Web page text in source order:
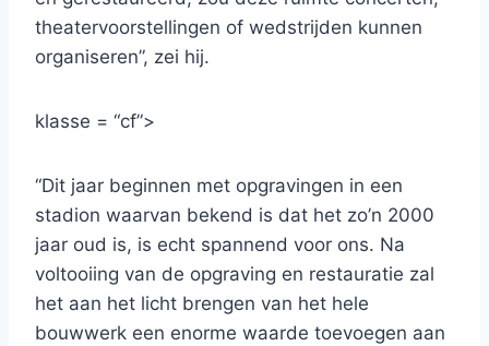
theatervoorstellingen of wedstrijden kunnen
organiseren”, zei hij.
klasse = “cf”>
“Dit jaar beginnen met opgravingen in een
stadion waarvan bekend is dat het zo’n 2000
jaar oud is, is echt spannend voor ons. Na
voltooiing van de opgraving en restauratie zal
het aan het licht brengen van het hele
bouwwerk een enorme waarde toevoegen aan